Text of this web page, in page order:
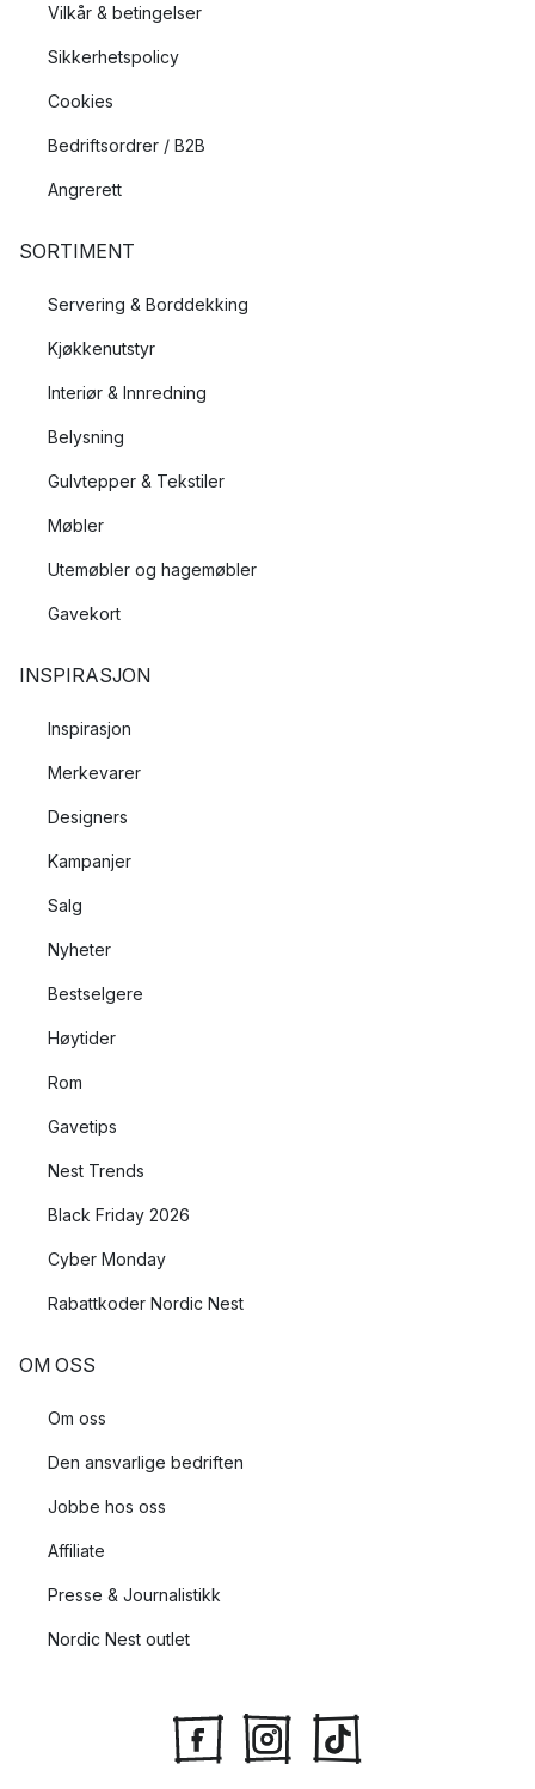
Vilkår & betingelser
Sikkerhetspolicy
Cookies
Bedriftsordrer / B2B
Angrerett
SORTIMENT
Servering & Borddekking
Kjøkkenutstyr
Interiør & Innredning
Belysning
Gulvtepper & Tekstiler
Møbler
Utemøbler og hagemøbler
Gavekort
INSPIRASJON
Inspirasjon
Merkevarer
Designers
Kampanjer
Salg
Nyheter
Bestselgere
Høytider
Rom
Gavetips
Nest Trends
Black Friday 2026
Cyber Monday
Rabattkoder Nordic Nest
OM OSS
Om oss
Den ansvarlige bedriften
Jobbe hos oss
Affiliate
Presse & Journalistikk
Nordic Nest outlet